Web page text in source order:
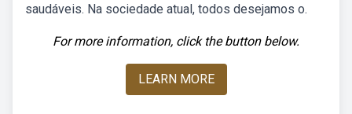
saudáveis. Na sociedade atual, todos desejamos o.
For more information, click the button below.
LEARN MORE